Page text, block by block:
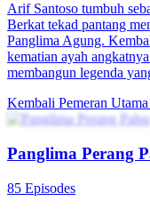
Arif Santoso tumbuh
Berkat tekad pantang
Panglima Agung.
kematian ayah
membangun legenda
Kembali Pemeran
Panglima Perang
85 Episodes